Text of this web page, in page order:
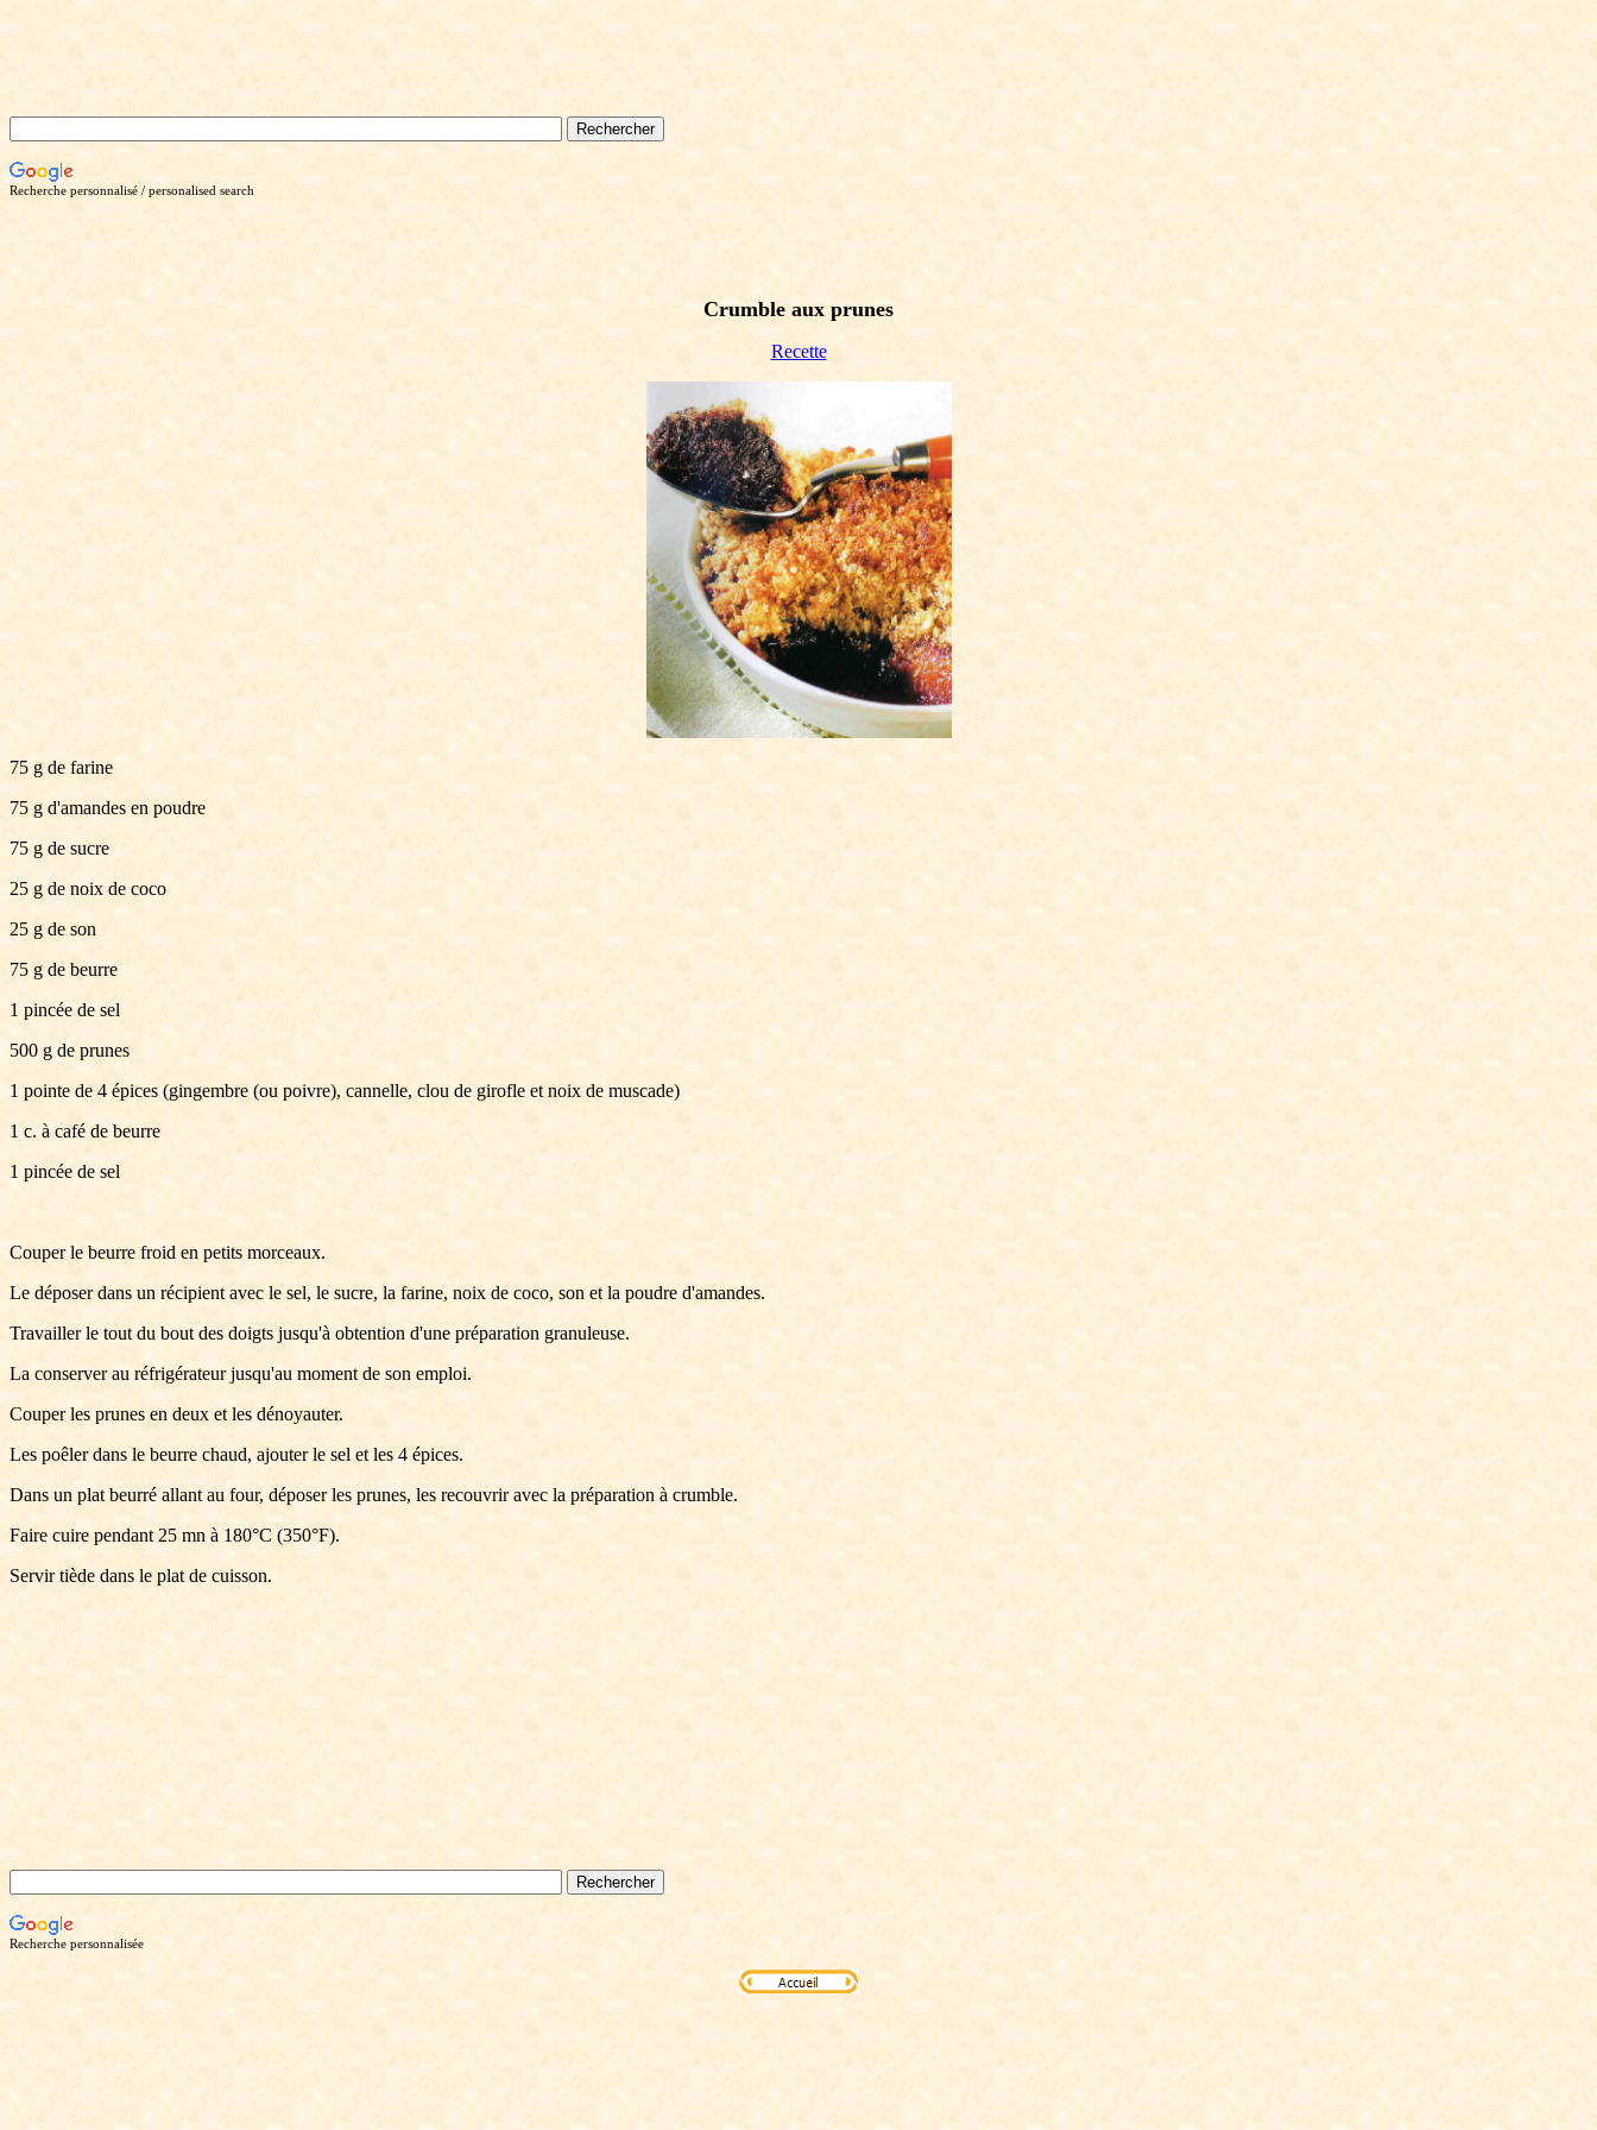
Recherche personnalisé / personalised search
Crumble aux prunes
Recette
75 g de farine
75 g d'amandes en poudre
75 g de sucre
25 g de noix de coco
25 g de son
75 g de beurre
1 pincée de sel
500 g de prunes
1 pointe de 4 épices (gingembre (ou poivre), cannelle, clou de girofle et noix de muscade)
1 c. à café de beurre
1 pincée de sel
Couper le beurre froid en petits morceaux.
Le déposer dans un récipient avec le sel, le sucre, la farine, noix de coco, son et la poudre d'amandes.
Travailler le tout du bout des doigts jusqu'à obtention d'une préparation granuleuse.
La conserver au réfrigérateur jusqu'au moment de son emploi.
Couper les prunes en deux et les dénoyauter.
Les poêler dans le beurre chaud, ajouter le sel et les 4 épices.
Dans un plat beurré allant au four, déposer les prunes, les recouvrir avec la préparation à crumble.
Faire cuire pendant 25 mn à 180°C (350°F).
Servir tiède dans le plat de cuisson.
Recherche personnalisée